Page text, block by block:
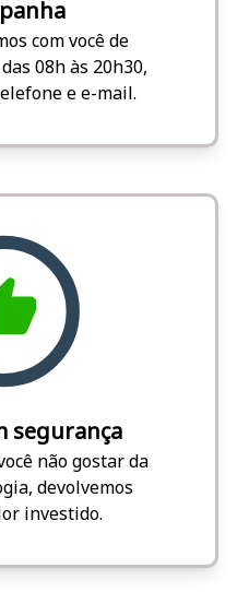
com você de
08h às 20h30,
e e-mail.
segurança
não gostar da
devolvemos
investido.